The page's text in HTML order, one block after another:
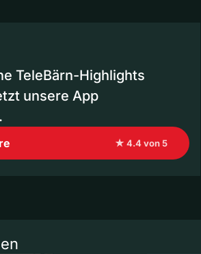
TeleBärn-Highlights
unsere App
★ 4.4 von 5